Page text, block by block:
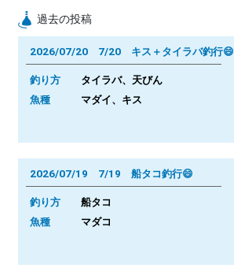
過去の投稿
2026/07/20 7/20 キス＋タイラバ釣行😄
釣り方 タイラバ、天びん
魚種 マダイ、キス
2026/07/19 7/19 船タコ釣行😄
釣り方 船タコ
魚種 マダコ